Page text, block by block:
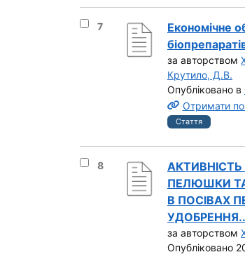
Вибрати результат під номером
7
Економічне
за авторством
Крутило, Д.В.
Опубліковано в
Отримати
Стаття
Вибрати результат під номером
8
АКТИВНІСТЬ
ПЕЛЮШКИ
В ПОСІВАХ
за авторством
Опубліковано